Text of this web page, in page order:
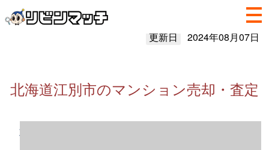
更新日 2024年08月07日
北海道江別市のマンション売却・査定
北海道江別市のマンション売却情報（2023